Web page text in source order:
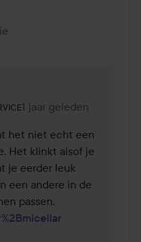
Lyko's klantenservice.
1 jaar geleden
Reactie geladen 1 jaar
het niet echt een
Het klinkt alsof je
je eerder leuk
een andere in de